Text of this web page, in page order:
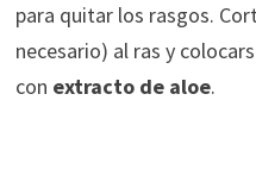
para quitar los rasgos.
necesario) al ras y
con extracto de aloe.